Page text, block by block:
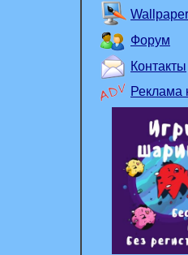
Контакты
Форум
Реклама